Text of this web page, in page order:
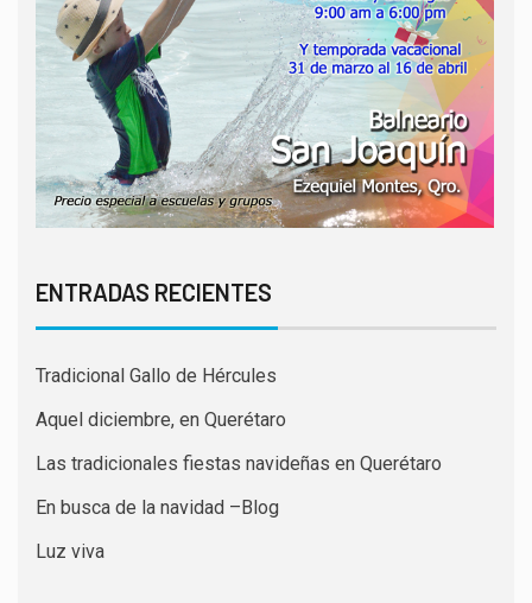
ENTRADAS RECIENTES
Tradicional Gallo de Hércules
Aquel diciembre, en Querétaro
Las tradicionales fiestas navideñas en Querétaro
En busca de la navidad –Blog
Luz viva